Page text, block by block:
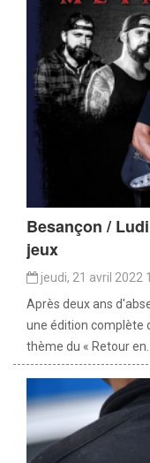
Besançon /
jeux
jeudi, 21 avril 2022
Après deux ans
une édition complète
thème du « Retour en...